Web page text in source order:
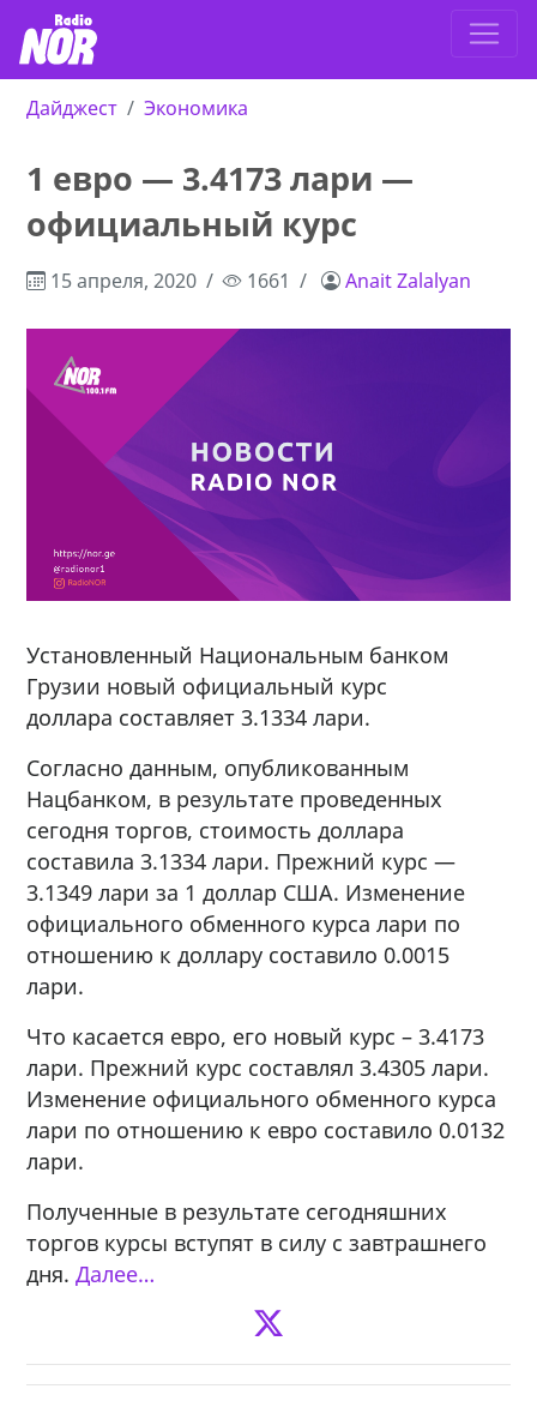
Дайджест Экономика
1 евро — 3.4173 лари —
официальный курс
15 апреля, 2020 1661 Anait Zalalyan
Установленный Национальным банком
Грузии новый официальный курс
доллара составляет 3.1334 лари.
Согласно данным, опубликованным
Нацбанком, в результате проведенных
сегодня торгов, стоимость доллара
составила 3.1334 лари. Прежний курс —
3.1349 лари за 1 доллар США. Изменение
официального обменного курса лари по
отношению к доллару составило 0.0015
лари.
Что касается евро, его новый курс – 3.4173
лари. Прежний курс составлял 3.4305 лари.
Изменение официального обменного курса
лари по отношению к евро составило 0.0132
лари.
Полученные в результате сегодняшних
торгов курсы вступят в силу с завтрашнего
дня.Далее…